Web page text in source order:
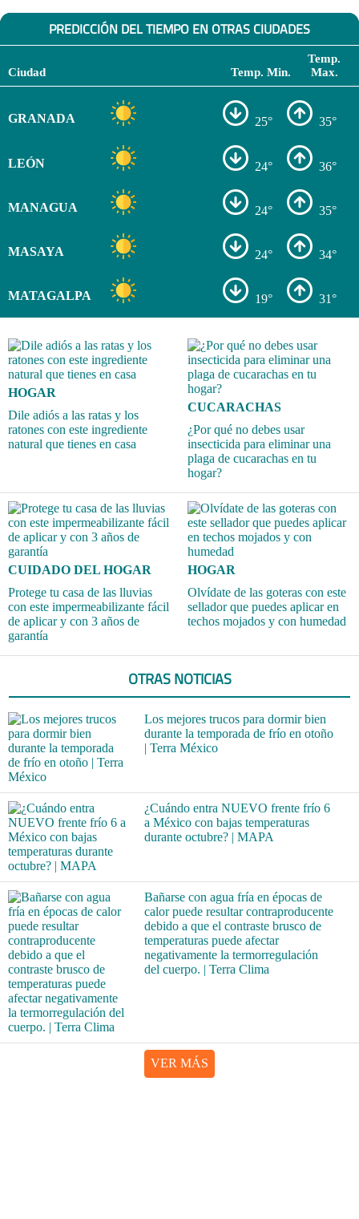
PREDICCIÓN DEL TIEMPO EN OTRAS CIUDADES
Ciudad Temp. Min.
Temp.
Max.
GRANADA 25° 35°
LEÓN 24° 36°
MANAGUA 24° 35°
MASAYA 24° 34°
MATAGALPA 19° 31°
HOGAR
Dile adiós a las ratas y los
ratones con este ingrediente
natural que tienes en casa
CUCARACHAS
¿Por qué no debes usar
insecticida para eliminar una
plaga de cucarachas en tu
hogar?
CUIDADO DEL HOGAR
Protege tu casa de las lluvias
con este impermeabilizante fácil
de aplicar y con 3 años de
garantía
HOGAR
Olvídate de las goteras con este
sellador que puedes aplicar en
techos mojados y con humedad
OTRAS NOTICIAS
Los mejores trucos para dormir bien
durante la temporada de frío en otoño
| Terra México
¿Cuándo entra NUEVO frente frío 6
a México con bajas temperaturas
durante octubre? | MAPA
Bañarse con agua fría en épocas de
calor puede resultar contraproducente
debido a que el contraste brusco de
temperaturas puede afectar
negativamente la termorregulación
del cuerpo. | Terra Clima
VER MÁS